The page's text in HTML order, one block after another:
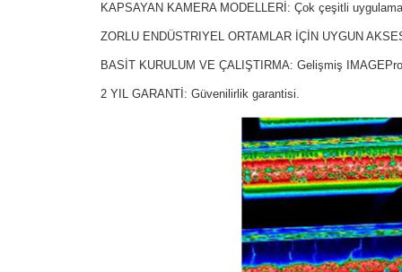
KAPSAYAN KAMERA MODELLERİ: Çok çeşitli
ZORLU ENDÜSTRIYEL ORTAMLAR İÇİN UYGUN
BASİT KURULUM VE ÇALIŞTIRMA: Gelişmiş
2 YIL GARANTİ: Güvenilirlik garantisi.